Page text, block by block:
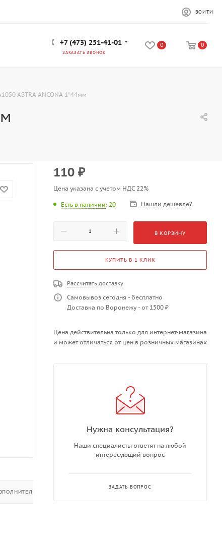
ВОЙТИ
+7 (473) 251-41-01
ЗАКАЗАТЬ ЗВОНОК
0 0
ASTRA ANCONA 1*44мм
110 ₽
Цена указана с учетом НДС 22%
Есть в наличии: 20 Нашли дешевле?
В КОРЗИНУ
КУПИТЬ В 1 КЛИК
Рассчитать доставку
Самовывоз сегодня - бесплатно
Доставка по Воронежу - от 1500 ₽
Цена действительна только для интернет-магазина
и может отличаться от цен в розничных магазинах
Нужна консультация?
Наши специалисты ответят на любой
интересующий вопрос
ЗАДАТЬ ВОПРОС